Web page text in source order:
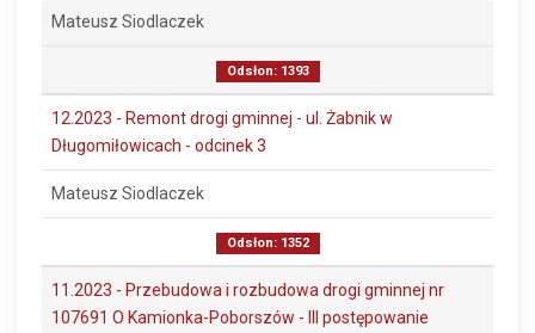
Mateusz Siodlaczek
Odsłon: 1393
12.2023 - Remont drogi gminnej - ul. Żabnik w
Długomiłowicach - odcinek 3
Mateusz Siodlaczek
Odsłon: 1352
11.2023 - Przebudowa i rozbudowa drogi gminnej nr
107691 O Kamionka-Poborszów - III postępowanie